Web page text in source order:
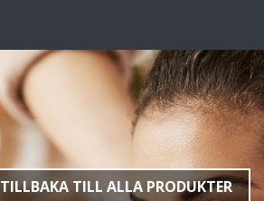
TILLBAKA TILL ALLA PRODUKTER